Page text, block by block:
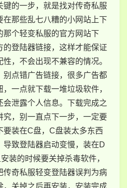
键的一步，就是找对传奇私服
在那些乱七八糟的小网站上下
那个轻变私服的官方网站下
的登陆器链接，这样才能保证
，不会出现不兼容的情况。
别点错广告链接，很多广告都
一点就下载一堆垃圾软件，
泄露个人信息。下载完成之
究，别一直点下一步，一定要
要装在C盘，C盘装太多东西
导致登陆器启动变慢，装在D
装的时候要关掉杀毒软件，
传奇私服轻变登陆器误判为病
，关掉之后再安装，安装完成